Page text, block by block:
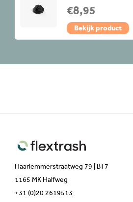
€8,95
Bekijk product
Haarlemmerstraatweg 79 | BT7
1165 MK Halfweg
+31 (0)20 2619513